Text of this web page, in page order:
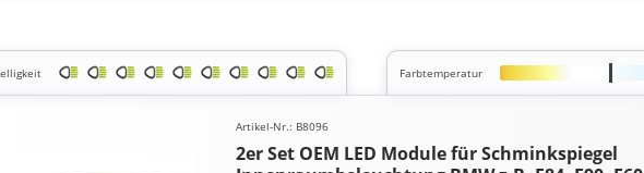
Farbtemperatur
Artikel-Nr.: B8096
2er Set OEM LED Module für Schminkspiegel